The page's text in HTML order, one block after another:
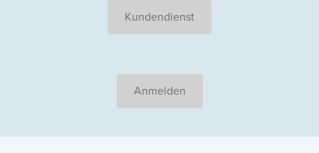
Kundendienst
Anmelden